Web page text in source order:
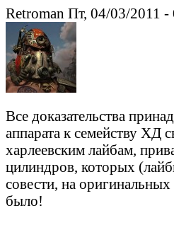
Retroman Пт, 04/03/2011 -
Все доказательства
аппарата к семейству ХД
харлеевским лайбам,
цилиндров, которых
совести, на
было!